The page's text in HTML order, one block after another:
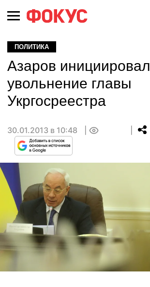
ПОЛИТИКА
Азаров инициировал
увольнение главы
Укргосреестра
30.01.2013 в 10:48